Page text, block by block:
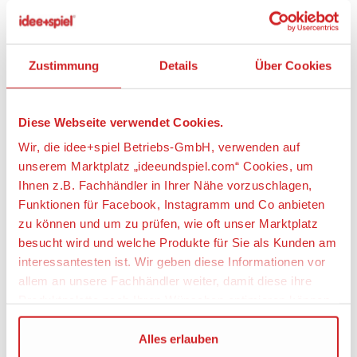
Zustimmung Details Über Cookies
Diese Webseite verwendet Cookies.
Wir, die idee+spiel Betriebs-GmbH, verwenden auf
unserem Marktplatz „ideeundspiel.com“ Cookies, um
Ihnen z.B. Fachhändler in Ihrer Nähe vorzuschlagen,
Funktionen für Facebook, Instagramm und Co anbieten
zu können und um zu prüfen, wie oft unser Marktplatz
besucht wird und welche Produkte für Sie als Kunden am
interessantesten ist. Wir geben diese Informationen vor
allem an unsere Fachhändler weiter, damit diese ihre
Wir verwenden den Google Tag Manager um weitere
Alles erlauben
Klettere die Liane hoch und begib dich auf die
Entspanne dich nach einem anstrengenden Tag am
Dschungel-Wasserfall in der Hütte oben auf den
Die Klippen mit Hütte und Wasserfall sind über 13
cm hoch, 12 cm breit und 7 cm tief
Kann für noch mehr Tierrettungs-Abenteuer mit
allen anderen LEGO® Friends Dschungel-Sets
kombiniert werden
Artikeleigenschaften:
Anzahl Teile
183